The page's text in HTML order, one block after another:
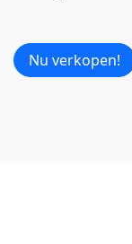
Nu verkopen!